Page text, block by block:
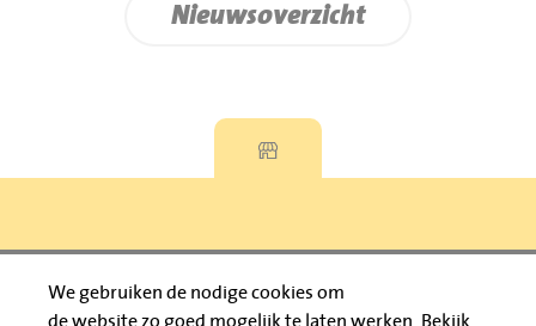
Nieuwsoverzicht
Privacyverklaring
We gebruiken de nodige cookies om
de website zo goed mogelijk te laten werken.
Bekijk